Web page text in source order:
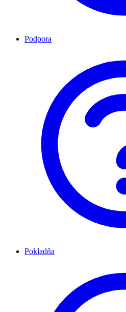
Podpora
Pokladňa